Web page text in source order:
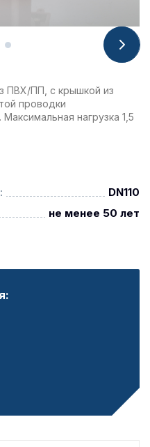
ПВХ/ПП, с крышкой из
проводки
нагрузка 1,5
DN110
не менее 50 лет